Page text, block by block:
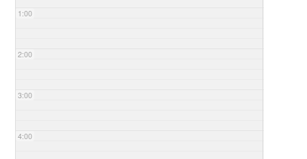
1:00
2:00
3:00
4:00